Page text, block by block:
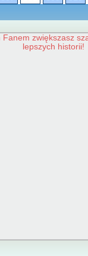
zwiększasz
lepszych historii!